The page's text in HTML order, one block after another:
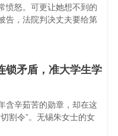
愤怒。可更让她想不到的
告，法院判决丈夫要给第
锁矛盾，准大学生学
含辛茹苦的勋章，却在这
割令”。无锡朱女士的女